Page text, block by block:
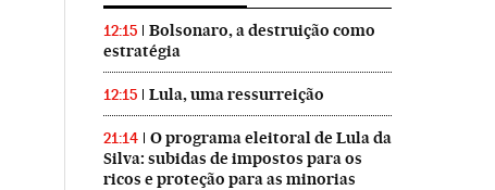
12:15
Bolsonaro, a destruição como
estratégia
12:15 Lula, uma ressurreição
21:14
O programa eleitoral de Lula da
Silva: subidas de impostos para os
ricos e proteção para as minorias